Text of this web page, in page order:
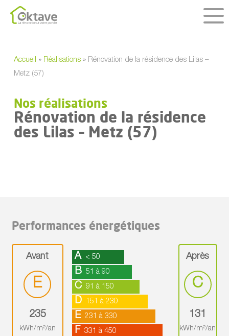
Skip
Accueil » Réalisations» Rénovation de la résidence des Lilas –
Metz (57)
Nos réalisations
Rénovation de la résidence
des Lilas – Metz (57)
Performances énergétiques
Avant
E
235
kWh/m²/an
A < 50
B 51 à 90
C 91 à 150
D 151 à 230
E 231 à 330
F 331 à 450
Après
C
131
kWh/m²/an